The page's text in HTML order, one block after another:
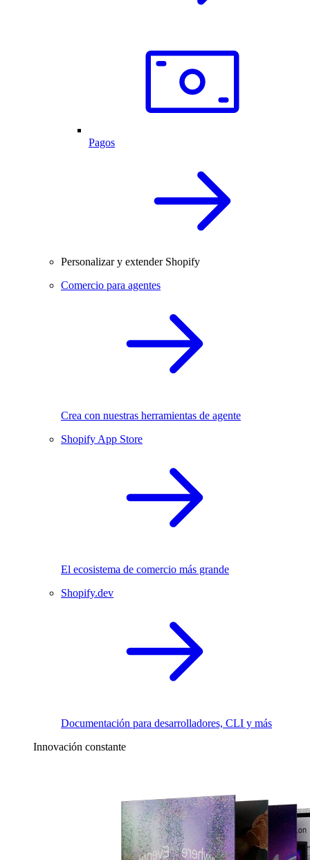
Pagos
Personalizar y extender Shopify
Comercio para agentes
Crea con nuestras herramientas de agente
Shopify App Store
El ecosistema de comercio más grande
Shopify.dev
Documentación para desarrolladores, CLI y más
Innovación constante